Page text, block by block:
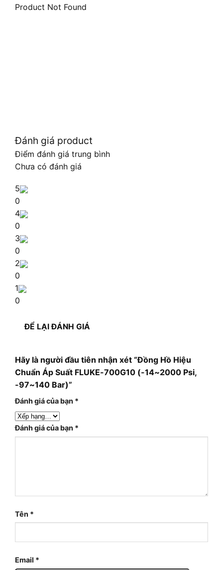
Product Not Found
Đánh giá product
Điểm đánh giá trung bình
Chưa có đánh giá
5
0
4
0
3
0
2
0
1
0
ĐỂ LẠI ĐÁNH GIÁ
Hãy là người đầu tiên nhận xét “Đồng Hồ Hiệu
Chuẩn Áp Suất FLUKE-700G10 (-14~2000 Psi,
-97~140 Bar)”
Đánh giá của bạn *
Đánh giá của bạn *
Tên *
Email *